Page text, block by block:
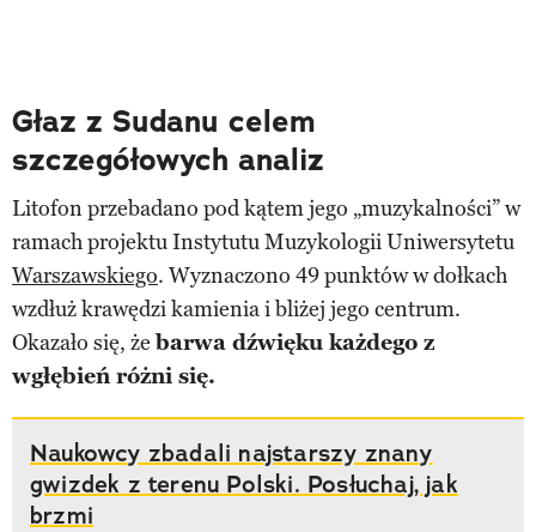
Głaz z Sudanu celem
szczegółowych analiz
Litofon przebadano pod kątem jego „muzykalności” w
ramach projektu Instytutu Muzykologii Uniwersytetu
Warszawskiego. Wyznaczono 49 punktów w dołkach
wzdłuż krawędzi kamienia i bliżej jego centrum.
Okazało się, żebarwa dźwięku każdego z
wgłębień różni się.
Naukowcy zbadali najstarszy znany
gwizdek z terenu Polski. Posłuchaj, jak
brzmi